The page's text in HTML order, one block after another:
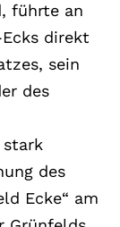
führte an
direkt
sein
des
stark
des
Ecke“ am